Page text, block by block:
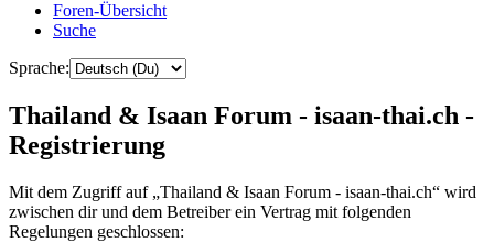
Foren-Übersicht
Suche
Sprache:
Thailand & Isaan Forum - isaan-thai.ch -
Registrierung
Mit dem Zugriff auf „Thailand & Isaan Forum - isaan-thai.ch“ wird
zwischen dir und dem Betreiber ein Vertrag mit folgenden
Regelungen geschlossen: